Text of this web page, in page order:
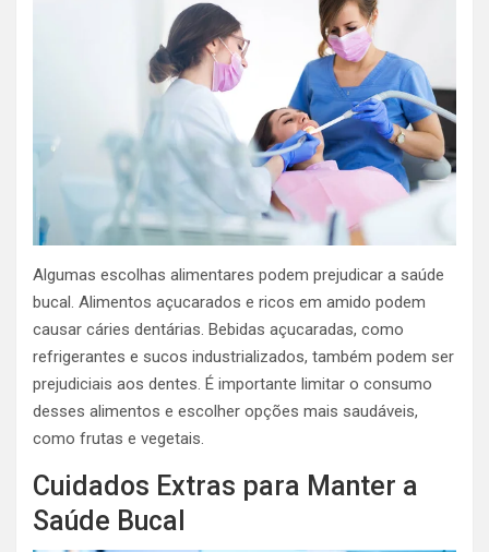
Algumas escolhas alimentares podem prejudicar a saúde
bucal. Alimentos açucarados e ricos em amido podem
causar cáries dentárias. Bebidas açucaradas, como
refrigerantes e sucos industrializados, também podem ser
prejudiciais aos dentes. É importante limitar o consumo
desses alimentos e escolher opções mais saudáveis,
como frutas e vegetais.
Cuidados Extras para Manter a
Saúde Bucal